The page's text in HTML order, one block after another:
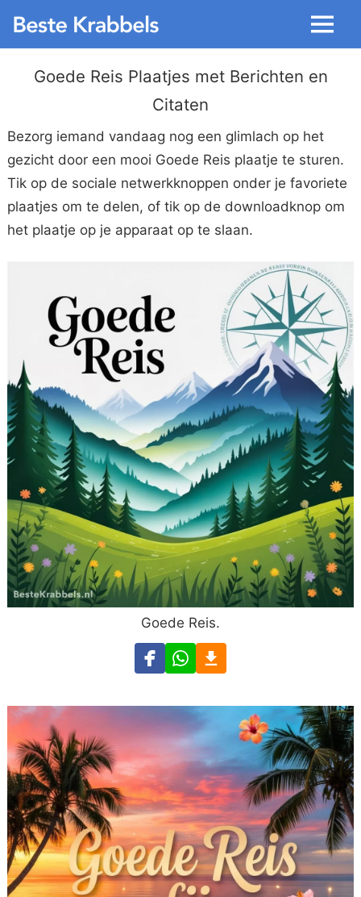
Menu
Goede Reis Plaatjes met Berichten en
Citaten
Bezorg iemand vandaag nog een glimlach op het
gezicht door een mooi Goede Reis plaatje te sturen.
Tik op de sociale netwerkknoppen onder je favoriete
plaatjes om te delen, of tik op de downloadknop om
het plaatje op je apparaat op te slaan.
Goede Reis.